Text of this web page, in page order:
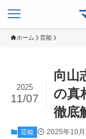
ホーム 芸能
向山
の真
徹底
2025
11/07
芸能 2025年10月